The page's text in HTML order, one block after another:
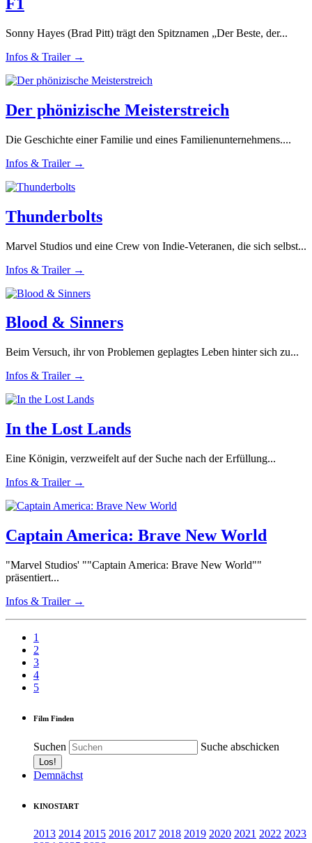
Sonny Hayes (Brad Pitt) trägt den Spitznamen „Der Beste, der...
Infos & Trailer →
Der phönizische Meisterstreich
Die Geschichte einer Familie und eines Familienunternehmens....
Infos & Trailer →
Thunderbolts
Marvel Studios und eine Crew von Indie-Veteranen, die sich selbst...
Infos & Trailer →
Blood & Sinners
Beim Versuch, ihr von Problemen geplagtes Leben hinter sich zu...
Infos & Trailer →
In the Lost Lands
Eine Königin, verzweifelt auf der Suche nach der Erfüllung...
Infos & Trailer →
Captain America: Brave New World
"Marvel Studios' ""Captain America: Brave New World""
präsentiert...
Infos & Trailer →
1
2
3
4
5
Film Finden
Suchen Suche abschicken
Demnächst
KINOSTART
2013 2014 2015 2016 2017 2018 2019 2020 2021 2022 2023